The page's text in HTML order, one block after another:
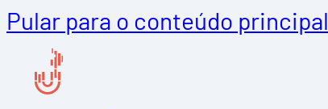
Pular para o conteúdo principal